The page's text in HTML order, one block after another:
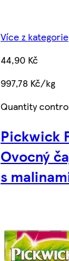
Více z kategorie
44,90 Kč
997,78 Kč/kg
Quantity
Pickwick
Ovocný
s